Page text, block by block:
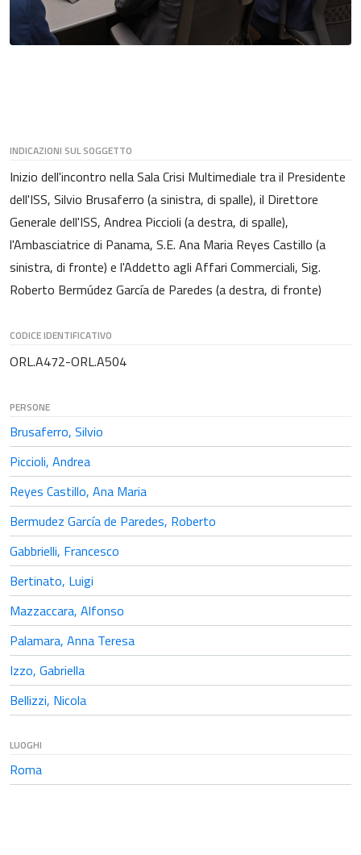
INDICAZIONI SUL SOGGETTO
Inizio dell'incontro nella Sala Crisi Multimediale tra il Presidente
dell'ISS, Silvio Brusaferro (a sinistra, di spalle), il Direttore
Generale dell'ISS, Andrea Piccioli (a destra, di spalle),
l'Ambasciatrice di Panama, S.E. Ana Maria Reyes Castillo (a
sinistra, di fronte) e l'Addetto agli Affari Commerciali, Sig.
Roberto Bermúdez García de Paredes (a destra, di fronte)
CODICE IDENTIFICATIVO
ORL.A472-ORL.A504
PERSONE
Brusaferro, Silvio
Piccioli, Andrea
Reyes Castillo, Ana Maria
Bermudez García de Paredes, Roberto
Gabbrielli, Francesco
Bertinato, Luigi
Mazzaccara, Alfonso
Palamara, Anna Teresa
Izzo, Gabriella
Bellizzi, Nicola
LUOGHI
Roma